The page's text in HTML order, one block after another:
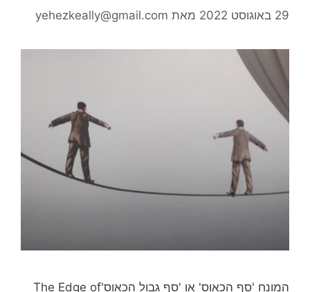
29 באוגוסט 2022 מאת yehezkeally@gmail.com
המונח 'סף הכאוס' או 'סף גבול הכאוס'The Edge of